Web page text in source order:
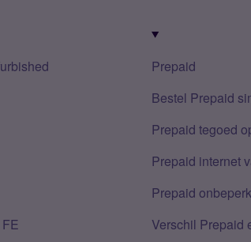
Prepaid
Bestel Prepaid
Prepaid tegoed
Prepaid internet
Prepaid
Verschil Prepaid